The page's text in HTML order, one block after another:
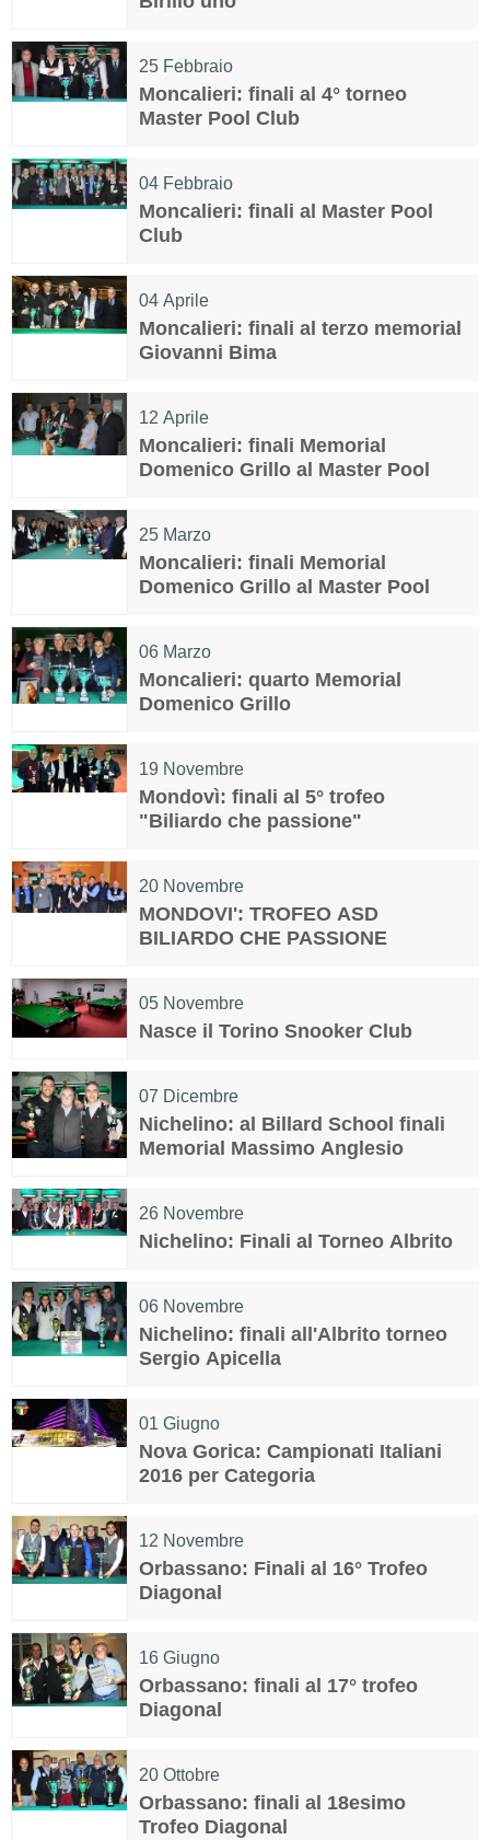
25 Febbraio
Moncalieri: finali al 4° torneo
Master Pool Club
04 Febbraio
Moncalieri: finali al Master Pool
Club
04 Aprile
Moncalieri: finali al terzo memorial
Giovanni Bima
12 Aprile
Moncalieri: finali Memorial
Domenico Grillo al Master Pool
25 Marzo
Moncalieri: finali Memorial
Domenico Grillo al Master Pool
06 Marzo
Moncalieri: quarto Memorial
Domenico Grillo
19 Novembre
Mondovì: finali al 5° trofeo
"Biliardo che passione"
20 Novembre
MONDOVI': TROFEO ASD
BILIARDO CHE PASSIONE
05 Novembre
Nasce il Torino Snooker Club
07 Dicembre
Nichelino: al Billard School finali
Memorial Massimo Anglesio
26 Novembre
Nichelino: Finali al Torneo Albrito
06 Novembre
Nichelino: finali all'Albrito torneo
Sergio Apicella
01 Giugno
Nova Gorica: Campionati Italiani
2016 per Categoria
12 Novembre
Orbassano: Finali al 16° Trofeo
Diagonal
16 Giugno
Orbassano: finali al 17° trofeo
Diagonal
20 Ottobre
Orbassano: finali al 18esimo
Trofeo Diagonal